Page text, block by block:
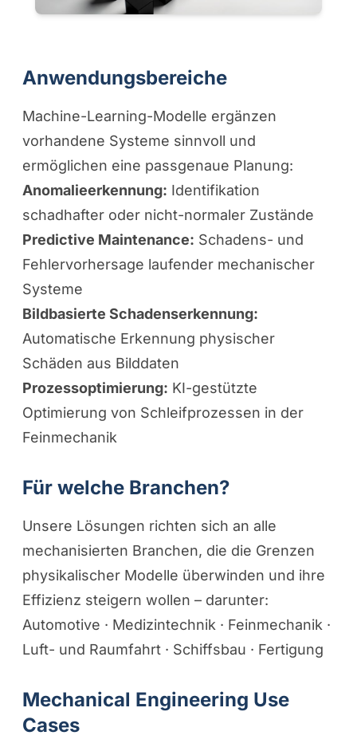
Anwendungsbereiche
Machine-Learning-Modelle ergänzen
vorhandene Systeme sinnvoll und
ermöglichen eine passgenaue Planung:
Anomalieerkennung: Identifikation
schadhafter oder nicht-normaler Zustände
Predictive Maintenance: Schadens- und
Fehlervorhersage laufender mechanischer
Systeme
Bildbasierte Schadenserkennung:
Automatische Erkennung physischer
Schäden aus Bilddaten
Prozessoptimierung: KI-gestützte
Optimierung von Schleifprozessen in der
Feinmechanik
Für welche Branchen?
Unsere Lösungen richten sich an alle
mechanisierten Branchen, die die Grenzen
physikalischer Modelle überwinden und ihre
Effizienz steigern wollen – darunter:
Automotive · Medizintechnik · Feinmechanik ·
Luft- und Raumfahrt · Schiffsbau · Fertigung
Mechanical Engineering Use
Cases